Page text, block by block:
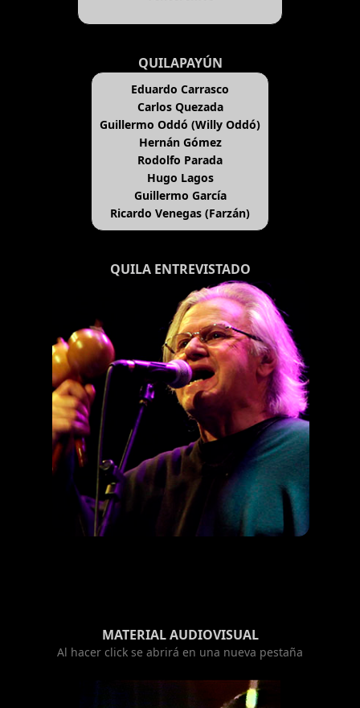
QUILAPAYÚN
Eduardo Carrasco
Carlos Quezada
Guillermo Oddó (Willy Oddó)
Hernán Gómez
Rodolfo Parada
Hugo Lagos
Guillermo García
Ricardo Venegas (Farzán)
QUILA ENTREVISTADO
MATERIAL AUDIOVISUAL
Al hacer click se abrirá en una nueva pestaña